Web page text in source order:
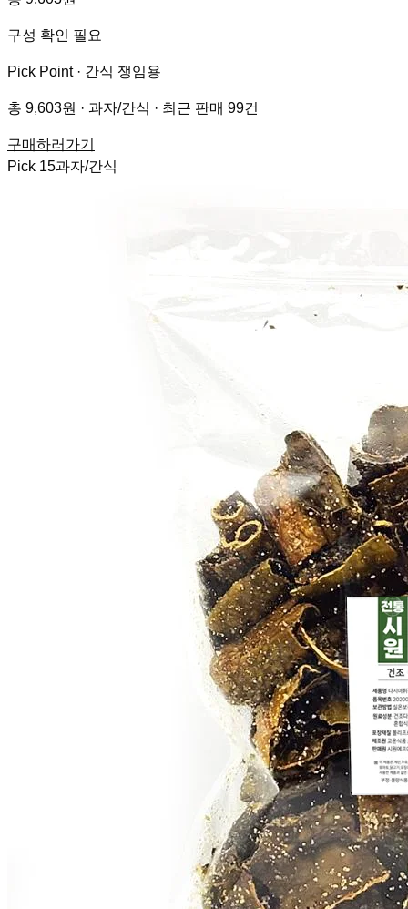
구성 확인 필요
Pick Point · 간식 쟁임용
총 9,603원 · 과자/간식 · 최근 판매 99건
구매하러가기
Pick 15과자/간식